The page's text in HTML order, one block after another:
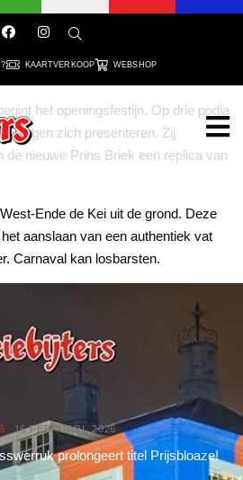
KAARTVERKOOP WEBSHOP
het openingsfestijn. Op drie podia
zich presenteren. Zij
de nieuwe Prins Briek een replica van
Ende de Kei uit de grond. Deze
aanslaan van een authentiek vat
Carnaval kan losbarsten.
16 FEBRUARI, 2026
prolongeert titel Prijsbloaze!